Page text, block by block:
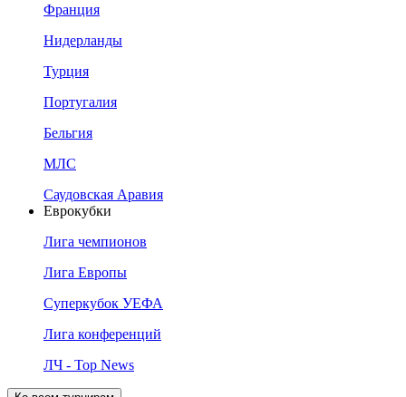
Франция
Нидерланды
Турция
Португалия
Бельгия
МЛС
Саудовская Аравия
Еврокубки
Лига чемпионов
Лига Европы
Суперкубок УЕФА
Лига конференций
ЛЧ - Top News